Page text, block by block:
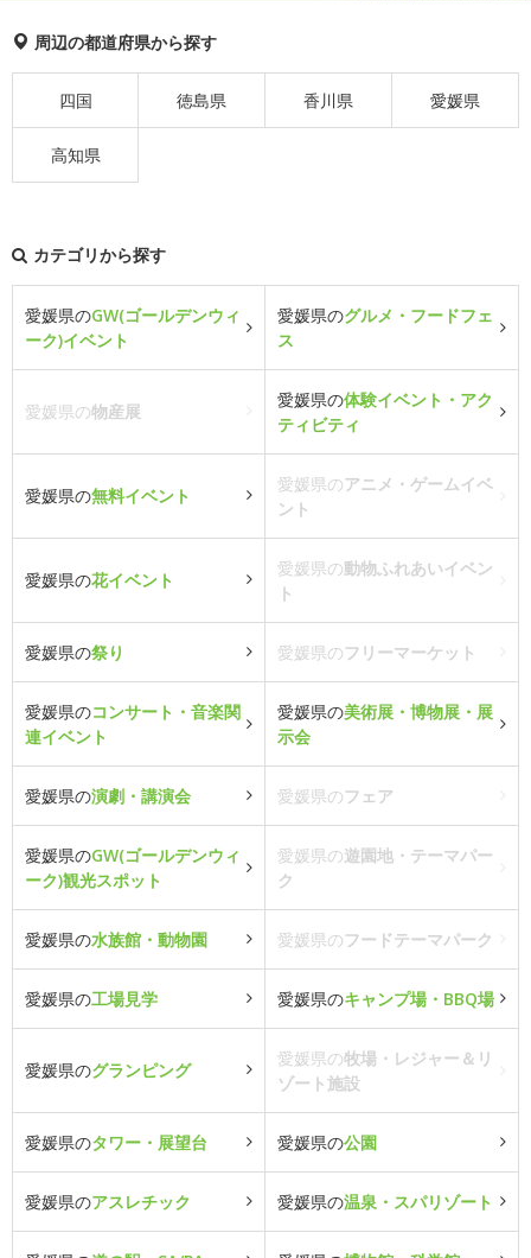
周辺の都道府県から探す
四国 徳島県 香川県 愛媛県
高知県
カテゴリから探す
愛媛県のGW(ゴールデンウィ
ーク)イベント
愛媛県のグルメ・フードフェ
ス
愛媛県の物産展
愛媛県の体験イベント・アク
ティビティ
愛媛県の無料イベント
愛媛県のアニメ・ゲームイベ
ント
愛媛県の花イベント
愛媛県の動物ふれあいイベン
ト
愛媛県の祭り 愛媛県のフリーマーケット
愛媛県のコンサート・音楽関
連イベント
愛媛県の美術展・博物展・展
示会
愛媛県の演劇・講演会 愛媛県のフェア
愛媛県のGW(ゴールデンウィ
ーク)観光スポット
愛媛県の遊園地・テーマパー
ク
愛媛県の水族館・動物園 愛媛県のフードテーマパーク
愛媛県の工場見学 愛媛県のキャンプ場・BBQ場
愛媛県のグランピング
愛媛県の牧場・レジャー＆リ
ゾート施設
愛媛県のタワー・展望台 愛媛県の公園
愛媛県のアスレチック 愛媛県の温泉・スパリゾート